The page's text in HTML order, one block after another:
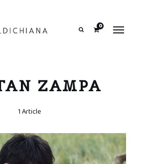
0
ZAMPA
1 Article